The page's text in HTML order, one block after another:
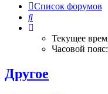
Список форумов
Поиск
Текущее
Часовой пояс:
Другое